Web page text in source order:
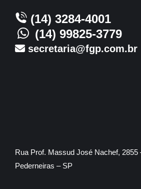
(14) 3284-4001
(14) 99825-3779
secretaria@fgp.com.br
Rua Prof. Massud José Nachef, 2855
Pederneiras – SP